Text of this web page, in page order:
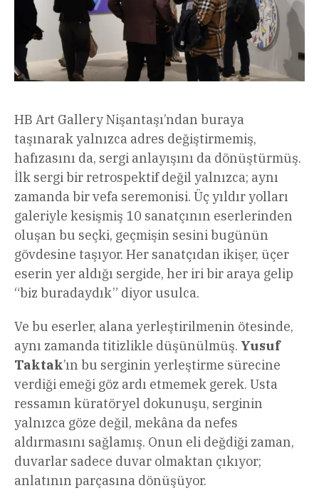
HB Art Gallery Nişantaşı’ndan buraya
taşınarak yalnızca adres değiştirmemiş,
hafızasını da, sergi anlayışını da dönüştürmüş.
İlk sergi bir retrospektif değil yalnızca; aynı
zamanda bir vefa seremonisi. Üç yıldır yolları
galeriyle kesişmiş 10 sanatçının eserlerinden
oluşan bu seçki, geçmişin sesini bugünün
gövdesine taşıyor. Her sanatçıdan ikişer, üçer
eserin yer aldığı sergide, her iri bir araya gelip
“biz buradaydık” diyor usulca.
Ve bu eserler, alana yerleştirilmenin ötesinde,
aynı zamanda titizlikle düşünülmüş. Yusuf
Taktak’ın bu serginin yerleştirme sürecine
verdiği emeği göz ardı etmemek gerek. Usta
ressamın küratöryel dokunuşu, serginin
yalnızca göze değil, mekâna da nefes
aldırmasını sağlamış. Onun eli değdiği zaman,
duvarlar sadece duvar olmaktan çıkıyor;
anlatının parçasına dönüşüyor.